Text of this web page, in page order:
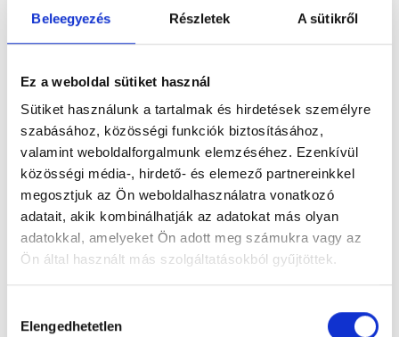
Beleegyezés Részletek A sütikről
Ez a weboldal sütiket használ
Sütiket használunk a tartalmak és hirdetések személyre
szabásához, közösségi funkciók biztosításához,
valamint weboldalforgalmunk elemzéséhez. Ezenkívül
közösségi média-, hirdető- és elemező partnereinkkel
megosztjuk az Ön weboldalhasználatra vonatkozó
adatait, akik kombinálhatják az adatokat más olyan
adatokkal, amelyeket Ön adott meg számukra vagy az
Ön által használt más szolgáltatásokból gyűjtöttek.
szabályzat:https://foglaljorvost.hu/info/foglaljorvost-
kiválasztása
Elengedhetetlen
Dr. Legli Veronika
Dr. Légrády Ferenc
6230 Soltvadkert, Ifjúság u. 4/1.
Dr. Lehel István
1126 Budapest, XII. kerület, Fodor utca 2/C.
Dr. Lehoczki Gábor
1105 Budapest, X. kerület, Gergely utca 26.
6528 Bátmonostor, Kossuth Lajos u. 1.